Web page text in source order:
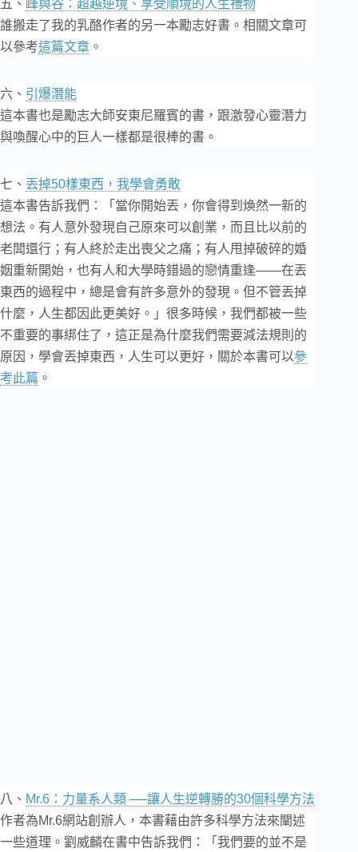
五、
峰與谷：超越逆境、享受順境的人生禮物
誰搬走了我的乳酪作者的另一本勵志好書。相關文章可
以參考這篇文章 。
六、 引爆潛能
這本書也是勵志大師安東尼羅賓的書，跟激發心靈潛力
與喚醒心中的巨人一樣都是很棒的書。
七、 丟掉50樣東西，我學會勇敢
這本書告訴我們：「當你開始丟，你會得到煥然一新的
想法。有人意外發現自己原來可以創業，而且比以前的
老闆還行；有人終於走出喪父之痛；有人甩掉破碎的婚
姻重新開始，也有人和大學時錯過的戀情重逢——在丟
東西的過程中，總是會有許多意外的發現。但不管丟掉
什麼，人生都因此更美好。」很多時候，我們都被一些
不重要的事綁住了，這正是為什麼我們需要減法規則的
原因，學會丟掉東西，人生可以更好，關於本書可以參
考此篇 。
八、 Mr.6：力量系人類 ──讓人生逆轉勝的30個科學方法
作者為Mr.6網站創辦人，本書藉由許多科學方法來闡述
一些道理。劉威麟在書中告訴我們：「我們要的並不是